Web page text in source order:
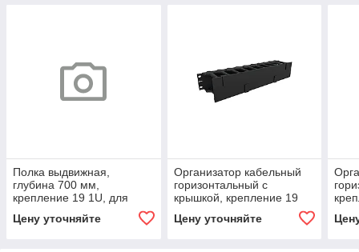
Полка выдвижная,
глубина 700 мм,
крепление 19 1U, для
мм, черный RAL 9005
Цену уточняйте
Организатор кабельный
горизонтальный с
крышкой, крепление 19
металл, черный RAL 9005
Цену уточняйте